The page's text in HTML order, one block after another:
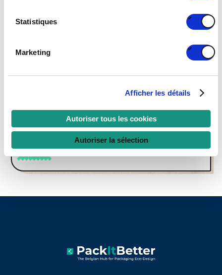
Statistiques
Marketing
Afficher les détails
Autoriser tous les cookies
Autoriser la sélection
different technologies such as specially developed
VKC-Centexbel
CONSULTANT
LABORATORY